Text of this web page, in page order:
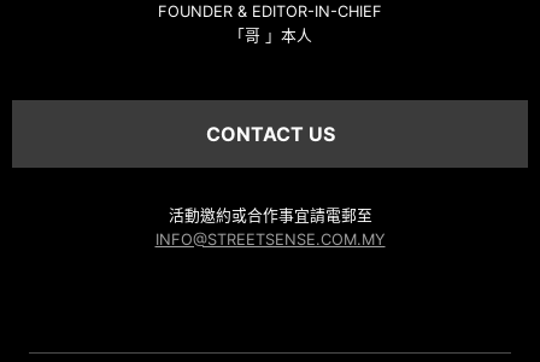
FOUNDER & EDITOR-IN-CHIEF
「哥 」本人
CONTACT US
活動邀約或合作事宜請電郵至
INFO@STREETSENSE.COM.MY